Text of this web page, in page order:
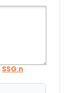
SSG:n